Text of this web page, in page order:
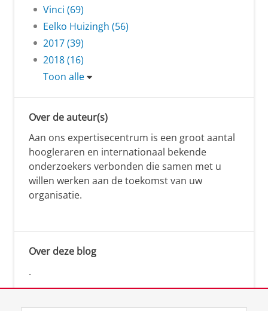
Vinci (69)
Eelko Huizingh (56)
2017 (39)
2018 (16)
Toon alle
Over de auteur(s)
Aan ons expertisecentrum is een groot aantal
hoogleraren en internationaal bekende
onderzoekers verbonden die samen met u
willen werken aan de toekomst van uw
organisatie.
Over deze blog
.